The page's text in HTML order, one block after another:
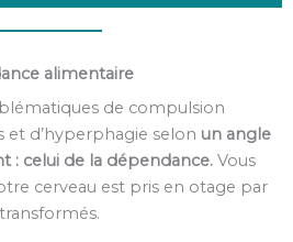
alimentaire
de compulsion
et d’hyperphagie selon un angle
celui de la dépendance. Vous
cerveau est pris en otage par